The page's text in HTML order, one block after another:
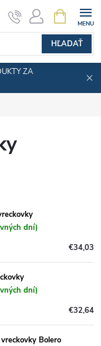
HĽADAŤ
KOŠÍK
ZA
dní)
€34,03
dní)
€32,64
Bolero